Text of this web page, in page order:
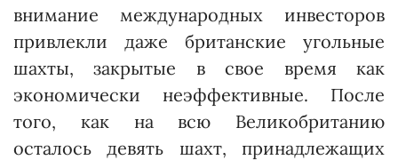
внимание международных инвесторов
привлекли даже британские угольные
шахты, закрытые в свое время как
экономически неэффективные. После
того, как на всю Великобританию
осталось девять шахт, принадлежащих